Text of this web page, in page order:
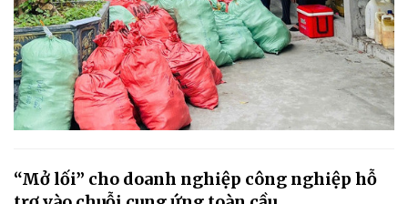
“Mở lối” cho doanh nghiệp công nghiệp hỗ